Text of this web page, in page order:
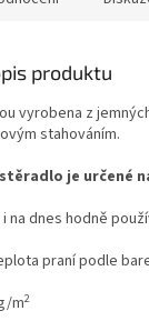
produktu
vyrobena z
stahováním.
je určené
na dnes hodně
praní podle
m2